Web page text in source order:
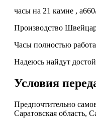
часы на 21 камне ,
Производство
Часы полностью
Надеюсь найдут
Условия
Предпочтительно
Саратовская область,